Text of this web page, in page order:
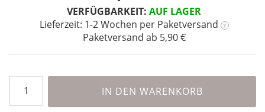
VERFÜGBARKEIT: AUF LAGER
Lieferzeit: 1-2 Wochen per Paketversand ?
Paketversand ab 5,90 €
IN DEN WARENKORB